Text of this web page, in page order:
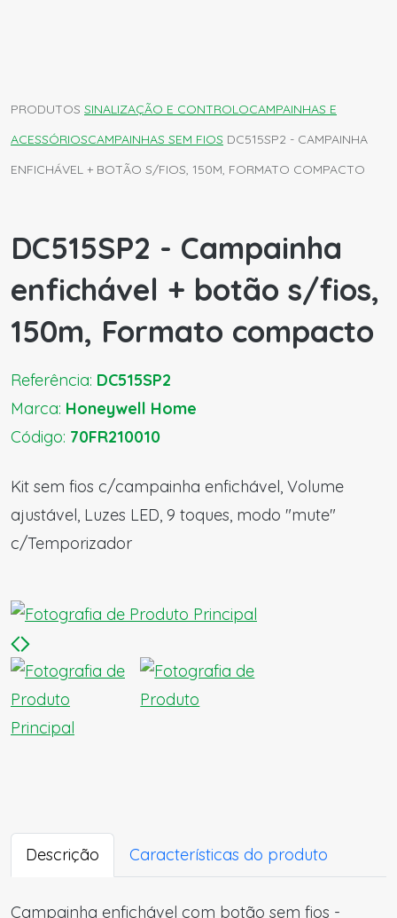
PRODUTOS SINALIZAÇÃO E CONTROLOCAMPAINHAS E
ACESSÓRIOSCAMPAINHAS SEM FIOS DC515SP2 - CAMPAINHA
ENFICHÁVEL + BOTÃO S/FIOS, 150M, FORMATO COMPACTO
DC515SP2 - Campainha
enfichável + botão s/fios,
150m, Formato compacto
Referência: DC515SP2
Marca: Honeywell Home
Código: 70FR210010
Kit sem fios c/campainha enfichável, Volume
ajustável, Luzes LED, 9 toques, modo "mute"
c/Temporizador
Descrição Características do produto
Campainha enfichável com botão sem fios -